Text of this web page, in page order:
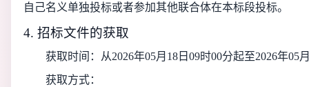
自己名义单独投标或者参加其他联合体在本标段投标。
4. 招标文件的获取
获取时间：从2026年05月18日09时00分起至2026年05
获取方式：